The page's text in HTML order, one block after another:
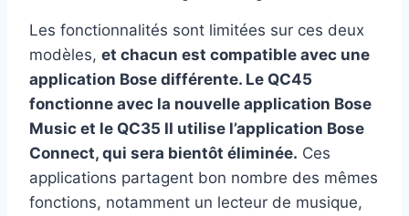
Les fonctionnalités sont limitées sur ces deux
modèles, et chacun est compatible avec une
application Bose différente. Le QC45
fonctionne avec la nouvelle application Bose
Music et le QC35 II utilise l’application Bose
Connect, qui sera bientôt éliminée. Ces
applications partagent bon nombre des mêmes
fonctions, notamment un lecteur de musique,